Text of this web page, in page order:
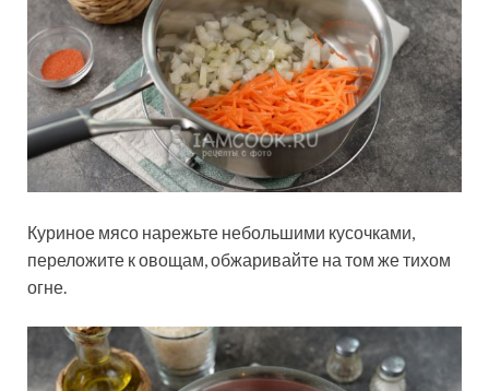
Куриное мясо нарежьте небольшими кусочками,
переложите к овощам, обжаривайте на том же тихом
огне.